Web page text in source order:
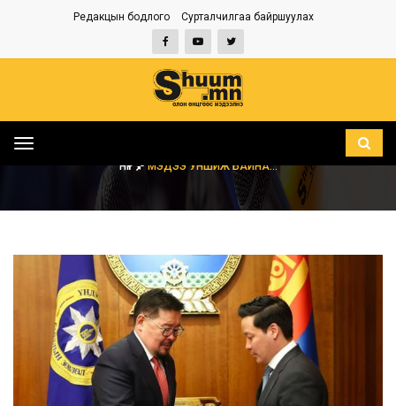
Редакцын бодлого Сурталчилгаа байршуулах
Toggle
НҮҮР МЭДЭЭ УНШИЖ БАЙНА...